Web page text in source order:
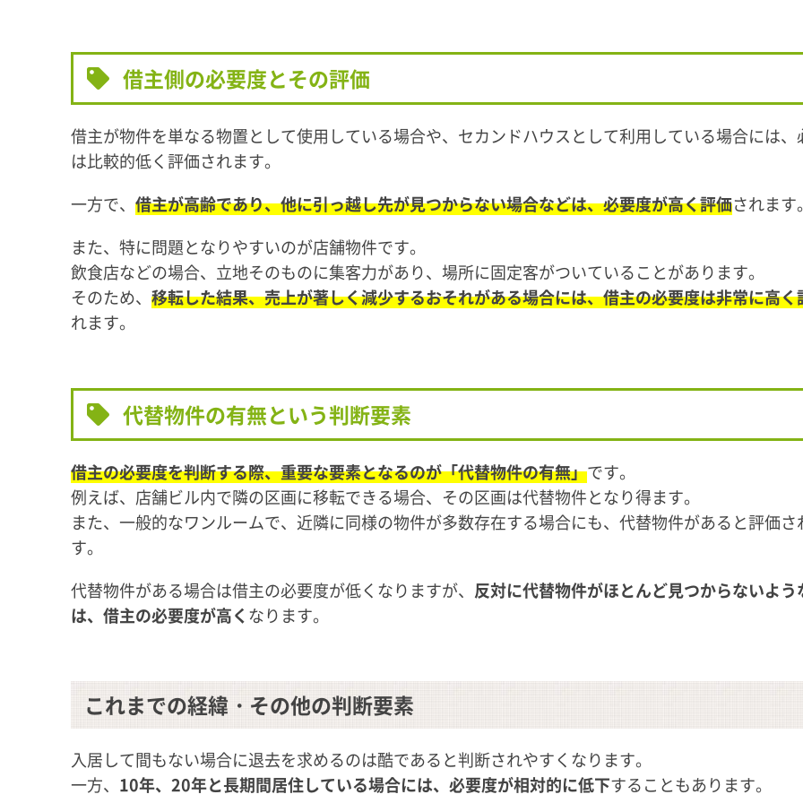
借主側の必要度とその評価
借主が物件を単なる物置として使用している場合や、セカンドハウスとして利用している場合には、
は比較的低く評価されます。
一方で、 借主が高齢であり、他に引っ越し先が見つからない場合などは、必要度が高く評価されます。
また、特に問題となりやすいのが店舗物件です。
飲食店などの場合、立地そのものに集客力があり、場所に固定客がついていることがあります。
そのため、 移転した結果、売上が著しく減少するおそれがある場合には、借主の必要度は非常に高く
れます。
代替物件の有無という判断要素
借主の必要度を判断する際、重要な要素となるのが「代替物件の有無」です。
例えば、店舗ビル内で隣の区画に移転できる場合、その区画は代替物件となり得ます。
また、一般的なワンルームで、近隣に同様の物件が多数存在する場合にも、代替物件があると評価さ
す。
代替物件がある場合は借主の必要度が低くなりますが、 反対に代替物件がほとんど見つからないよう
は、借主の必要度が高く なります。
これまでの経緯・その他の判断要素
入居して間もない場合に退去を求めるのは酷であると判断されやすくなります。
一方、 10年、20年と長期間居住している場合には、必要度が相対的に低下することもあります。